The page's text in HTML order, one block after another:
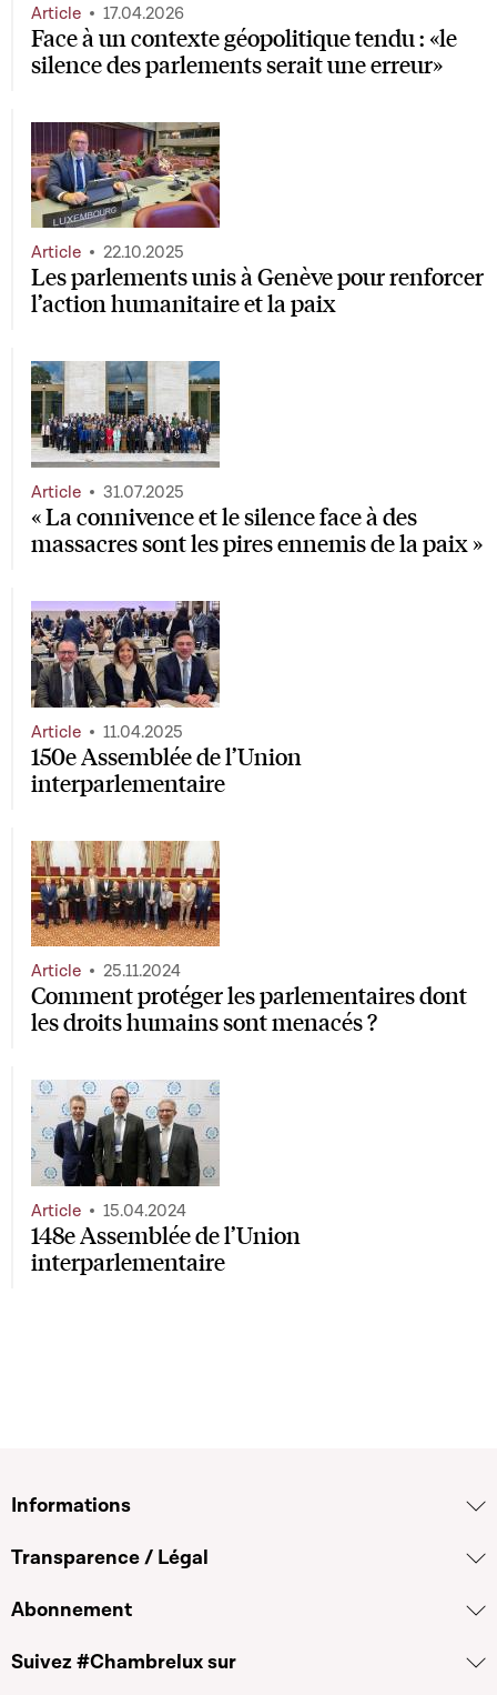
Face à un contexte géopolitique tendu : «le
silence des parlements serait une erreur»
Article 17.04.2026
Les parlements unis à Genève pour renforcer
l’action humanitaire et la paix
Article 22.10.2025
« La connivence et le silence face à des
massacres sont les pires ennemis de la paix »
Article 31.07.2025
150e Assemblée de l’Union
interparlementaire
Article 11.04.2025
Comment protéger les parlementaires dont
les droits humains sont menacés ?
Article 25.11.2024
148e Assemblée de l’Union
interparlementaire
Article 15.04.2024
Informations
Transparence / Légal
Abonnement
Suivez #Chambrelux sur